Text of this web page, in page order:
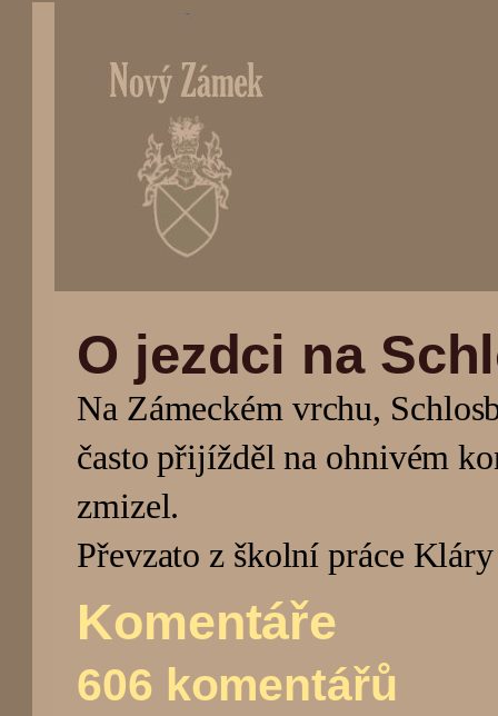
(Přejít
navigaci)
O jezdci na
Na Zámeckém vrchu,
často přijížděl na ohnivém
zmizel.
Převzato z školní práce
Komentáře
606 komentářů